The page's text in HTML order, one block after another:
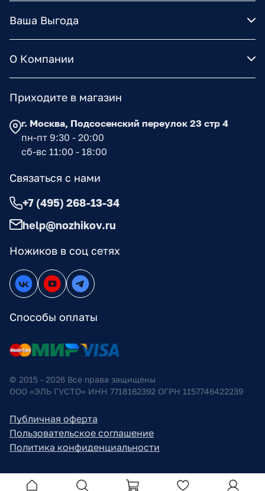
Ваша Выгода
О Компании
Ножиков в соц сетях
Способы оплаты
Приходите в магазин
г. Москва, Подсосенский переулок 23 стр 4
пн-пт 9:30 - 20:00
сб-вс 11:00 - 18:00
Связаться с нами
+7 (495) 268-13-34
help@nozhikov.ru
© 2015 - 2026 Все права защищены
ООО «ЭЛЬ ГУСТО» ИНН 7718162392 ОГРН 1157746422239
Публичная оферта
Пользовательское соглашение
Политика конфиденциальности